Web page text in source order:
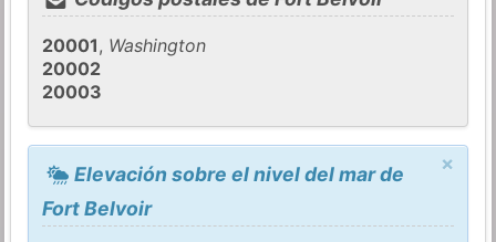
20001, Washington
20002
20003
×
Elevación sobre el nivel del mar de
Fort Belvoir